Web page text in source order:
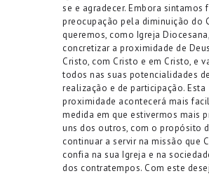
se e agradecer. Embora sintamos
preocupação pela diminuição do
queremos, como Igreja Diocesana,
concretizar a proximidade de Deus
Cristo, com Cristo e em Cristo, e
todos nas suas potencialidades de
realização e de participação. Esta
proximidade acontecerá mais
medida em que estivermos mais
uns dos outros, com o propósito
continuar a servir na missão que
confia na sua Igreja e na
dos contratempos. Com este